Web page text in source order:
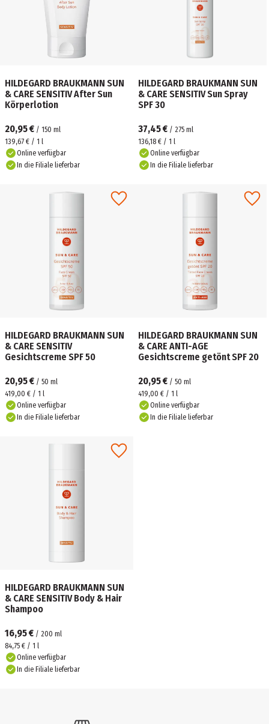
HILDEGARD BRAUKMANN SUN
& CARE SENSITIV After Sun
Körperlotion
20,95 € / 150 ml
139,67 € / 1 l
Online verfügbar
In die Filiale lieferbar
HILDEGARD BRAUKMANN SUN
& CARE SENSITIV Sun Spray
SPF 30
37,45 € / 275 ml
136,18 € / 1 l
Online verfügbar
In die Filiale lieferbar
HILDEGARD BRAUKMANN SUN
& CARE SENSITIV
Gesichtscreme SPF 50
20,95 € / 50 ml
419,00 € / 1 l
Online verfügbar
In die Filiale lieferbar
HILDEGARD BRAUKMANN SUN
& CARE ANTI-AGE
Gesichtscreme getönt SPF 20
20,95 € / 50 ml
419,00 € / 1 l
Online verfügbar
In die Filiale lieferbar
HILDEGARD BRAUKMANN SUN
& CARE SENSITIV Body & Hair
Shampoo
16,95 € / 200 ml
84,75 € / 1 l
Online verfügbar
In die Filiale lieferbar